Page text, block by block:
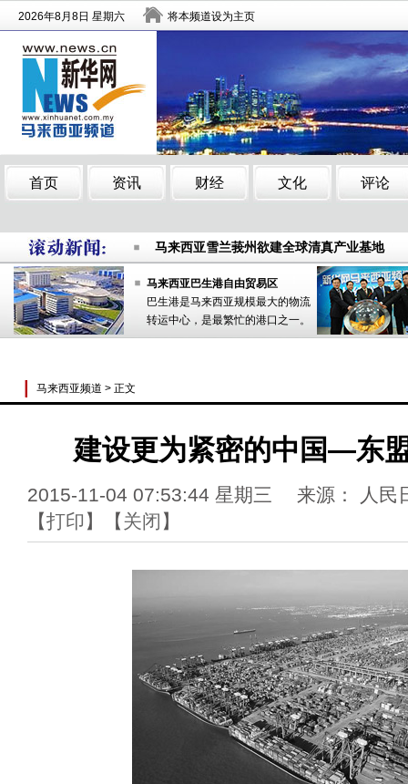
马来西亚对华免签“延误” 实际效果“打了折
马来西亚总理：消费税对马经济意义重大
马来西亚对华免签“延误” 实际效果“打了折
马来西亚雪兰莪州欲建全球清真产业基地
马来西亚总理：消费税对马经济意义重大
马来西亚巴生港自由贸易区
巴生港是马来西亚规模最大的物流
转运中心，是最繁忙的港口之一。
马来西亚频道 > 正文
建设更为紧密的中国—东
2015-11-04 07:53:44 星期三 来源： 人
【打印 】【关闭 】